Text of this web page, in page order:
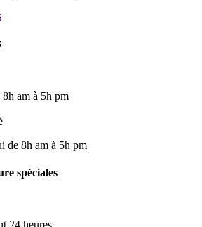
am à 5h pm
de 8h am à 5h pm
spéciales
24 heures